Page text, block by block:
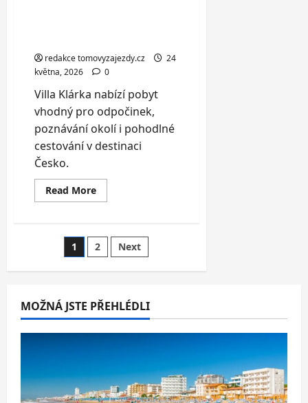
redakce tomovyzajezdy.cz
24
května, 2026
0
Villa Klárka nabízí pobyt
vhodný pro odpočinek,
poznávání okolí i pohodlné
cestování v destinaci
Česko.
Read MoreRead
more
Krkonoších
až
pro
saunu
Stránkování
příspěvků
1 2 Next
MOŽNÁ JSTE PŘEHLÉDLI